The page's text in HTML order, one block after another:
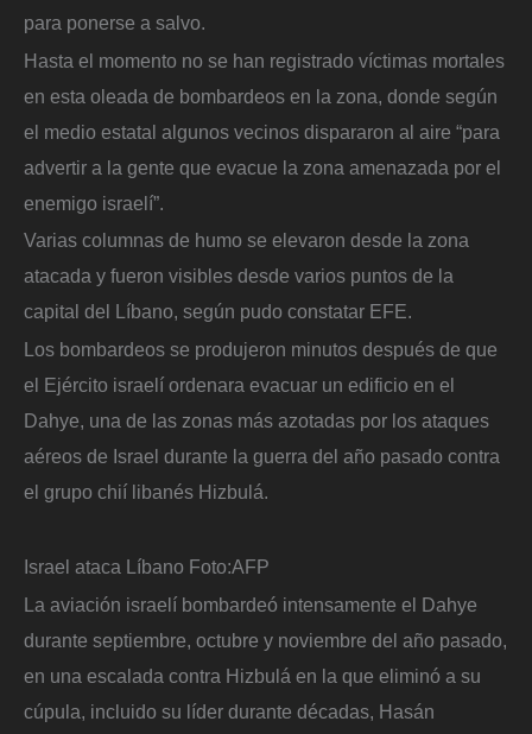
para ponerse a salvo.
Hasta el momento no se han registrado víctimas mortales
en esta oleada de bombardeos en la zona, donde según
el medio estatal algunos vecinos dispararon al aire “para
advertir a la gente que evacue la zona amenazada por el
enemigo israelí”.
Varias columnas de humo se elevaron desde la zona
atacada y fueron visibles desde varios puntos de la
capital del Líbano, según pudo constatar EFE.
Los bombardeos se produjeron minutos después de que
el Ejército israelí ordenara evacuar un edificio en el
Dahye, una de las zonas más azotadas por los ataques
aéreos de Israel durante la guerra del año pasado contra
el grupo chií libanés Hizbulá.
Israel ataca Líbano Foto:AFP
La aviación israelí bombardeó intensamente el Dahye
durante septiembre, octubre y noviembre del año pasado,
en una escalada contra Hizbulá en la que eliminó a su
cúpula, incluido su líder durante décadas, Hasán